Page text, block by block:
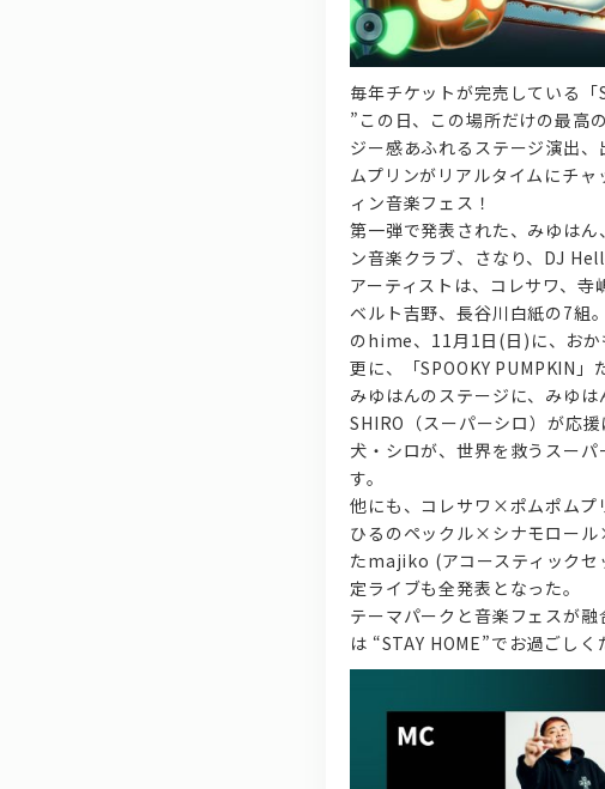
毎年チケットが完売している「
”この日、この場所だけの最高
ジー感あふれるステージ演出
ムプリンがリアルタイムにチ
ィン音楽フェス！
第一弾で発表された、みゆは
ン音楽クラブ、さなり、DJ
アーティストは、コレサワ、
ベルト吉野、長谷川白紙の7
のhime、11月1日(日)に、おか
更に、「SPOOKY PUMPKIN」
みゆはんのステージに、みゆ
SHIRO（スーパーシロ）が応
犬・シロが、世界を救うスー
す。
他にも、コレサワ×ポムポム
ひるのペックル×シナモロール
たmajiko (アコースティック
定ライブも全発表となった。
テーマパークと音楽フェスが
は “STAY HOME”でお過ごしく